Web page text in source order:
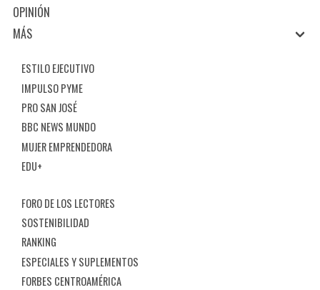
OPINIÓN
MÁS
ESTILO EJECUTIVO
IMPULSO PYME
PRO SAN JOSÉ
BBC NEWS MUNDO
MUJER EMPRENDEDORA
EDU+
FORO DE LOS LECTORES
SOSTENIBILIDAD
RANKING
ESPECIALES Y SUPLEMENTOS
FORBES CENTROAMÉRICA